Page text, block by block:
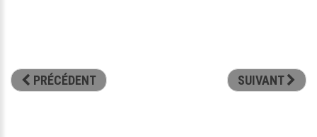
PRÉCÉDENT SUIVANT